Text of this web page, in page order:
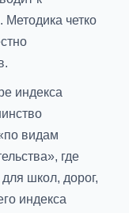
четко
индекса
видам
где
школ, дорог,
индекса